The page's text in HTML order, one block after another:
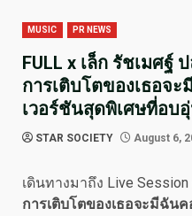
MUSIC PR NEWS
FULL x เล็ก รัชเมศฐ์
การเติบโตของเธอจ
เวอร์ชันสุดพิเศษที่อบ
STAR SOCIETY August 6,
เดินทางมาถึง Live
การเติบโตของเธอจะมีฉัน